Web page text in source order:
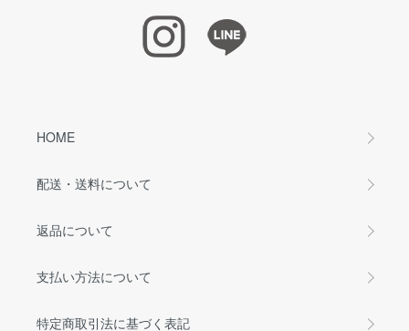
HOME
配送・送料について
返品について
支払い方法について
特定商取引法に基づく表記